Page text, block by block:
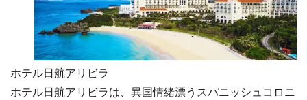
ホテル日航アリビラ
ホテル日航アリビラは、異国情緒漂うスパニッシュコロニ